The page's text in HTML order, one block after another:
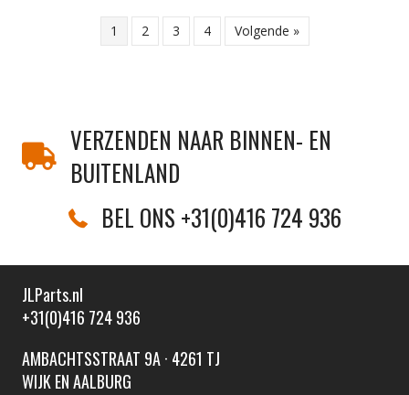
1 2 3 4 Volgende »
VERZENDEN NAAR BINNEN- EN
BUITENLAND
BEL ONS +31(0)416 724 936
JLParts.nl
+31(0)416 724 936
AMBACHTSSTRAAT 9A · 4261 TJ
WIJK EN AALBURG